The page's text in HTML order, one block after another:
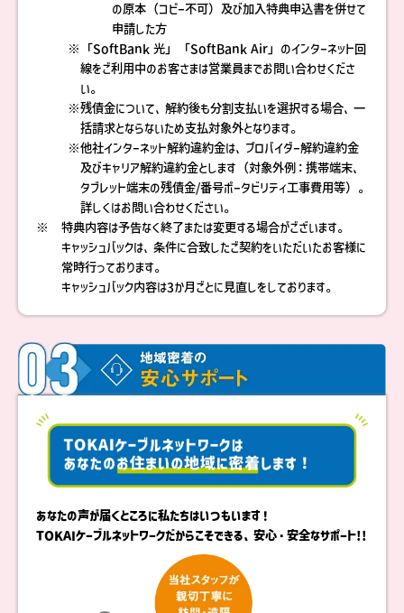
の原本（コピー不可）及び加入特典申込書を併せて
申請した方
※「SoftBank 光」「SoftBank Air」のインターネット回
線をご利用中のお客さまは営業員までお問い合わせくださ
い。
※残債金について、解約後も分割支払いを選択する場合、一
括請求とならないため支払対象外となります。
※他社インターネット解約違約金は、プロバイダー解約違約金
及びキャリア解約違約金とします（対象外例：携帯端末、
タブレット端末の残債金/番号ポータビリティ工事費用等）。
詳しくはお問い合わせください。
※
特典内容は予告なく終了または変更する場合がございます。
キャッシュバックは、条件に合致したご契約をいただいたお客様に
常時行っております。
キャッシュバック内容は3か月ごとに見直しをしております。
あなたの声が届くところに私たちはいつもいます！
TOKAIケーブルネットワークだからこそできる、安心・安全なサポート!!